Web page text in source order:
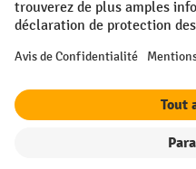
réduction sera accordée une
à la newsletter. Le code de
nette minimale de 250,00 €. La
électriques, les gerbeurs
électriques et les outils sont